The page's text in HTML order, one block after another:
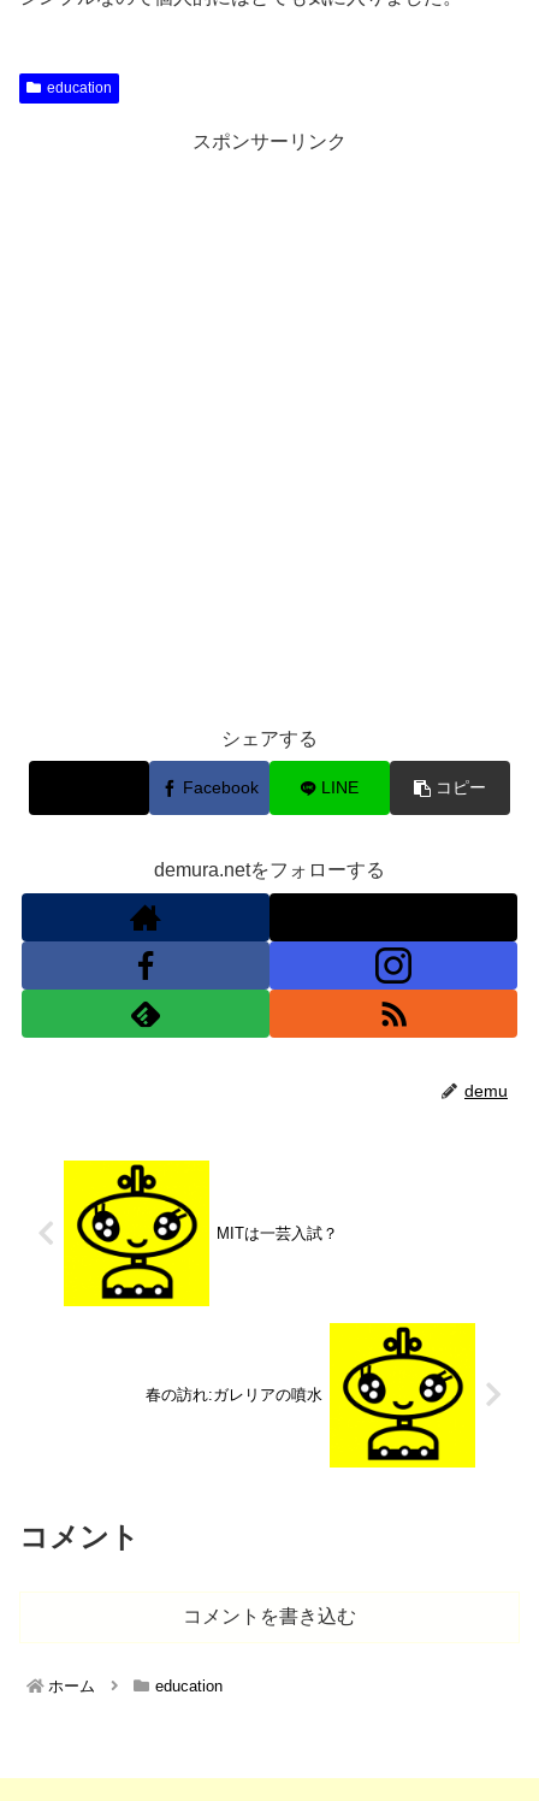
education
スポンサーリンク
シェアする
Facebook LINE コピー
demura.netをフォローする
demu
MITは一芸入試？
春の訪れ:ガレリアの噴水
コメント
コメントを書き込む
ホーム education